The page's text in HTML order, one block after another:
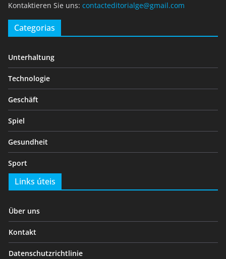
Kontaktieren Sie uns: contacteditorialge@gmail.com
Categorias
Unterhaltung
Technologie
Geschäft
Spiel
Gesundheit
Sport
Links úteis
Über uns
Kontakt
Datenschutzrichtlinie